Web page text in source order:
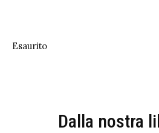
Esaurito
Dalla nostra